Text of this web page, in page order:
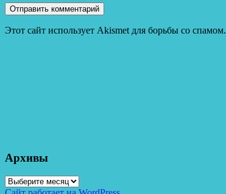
Этот сайт использует Akismet для борьбы со спамом.
Архивы
Архивы